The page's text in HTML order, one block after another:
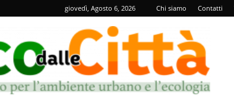
giovedì, Agosto 6, 2026 Chi siamo Contatti